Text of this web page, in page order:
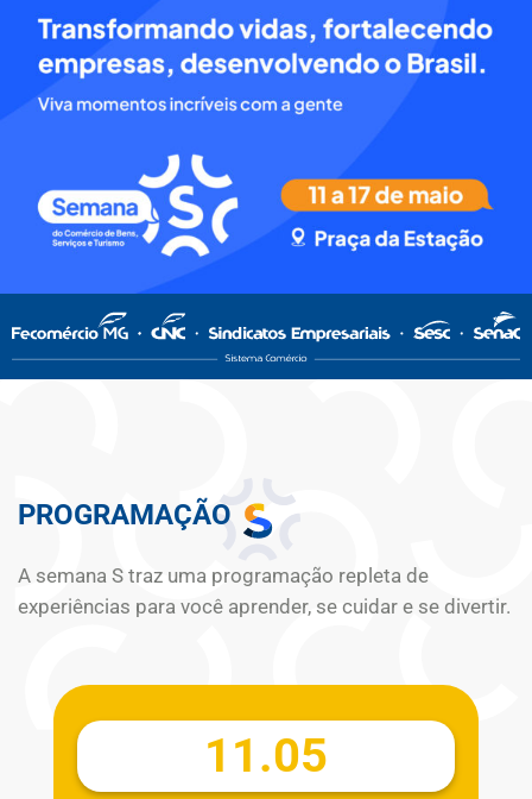
PROGRAMAÇÃO
A semana S traz uma programação repleta de
experiências para você aprender, se cuidar e se divertir.
11.05